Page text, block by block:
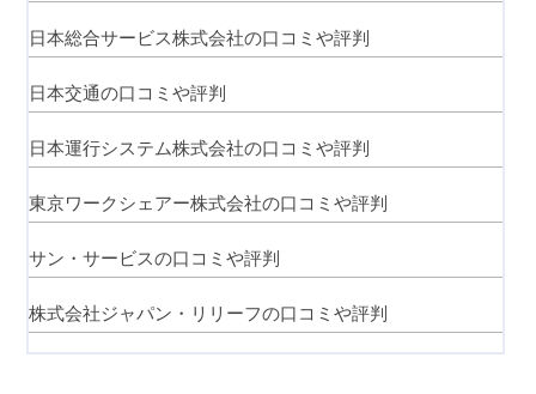
日本総合サービス株式会社の口コミや評判
日本交通の口コミや評判
日本運行システム株式会社の口コミや評判
東京ワークシェアー株式会社の口コミや評判
サン・サービスの口コミや評判
株式会社ジャパン・リリーフの口コミや評判